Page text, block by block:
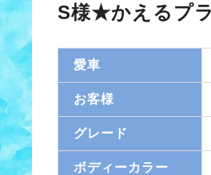
S様★かえるプ
愛車
お客様
グレード
ボディーカラー